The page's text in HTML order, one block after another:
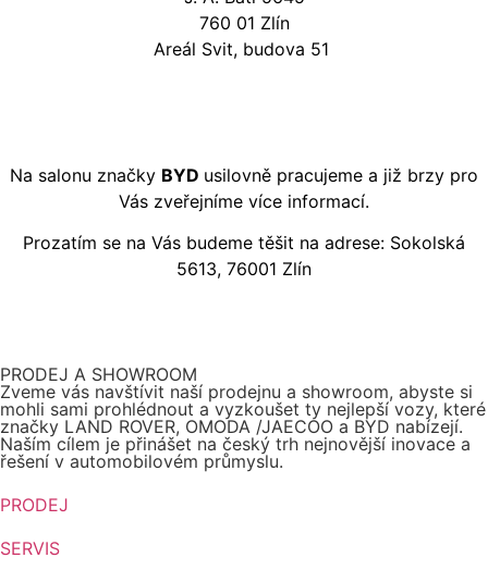
760 01 Zlín
Areál Svit, budova 51
Na salonu značky BYD usilovně pracujeme a již brzy pro
Vás zveřejníme více informací.
Prozatím se na Vás budeme těšit na adrese: Sokolská
5613, 76001 Zlín
PRODEJ A SHOWROOM
Zveme vás navštívit naší prodejnu a showroom, abyste si
mohli sami prohlédnout a vyzkoušet ty nejlepší vozy, které
značky LAND ROVER, OMODA /JAECOO a BYD nabízejí.
Naším cílem je přinášet na český trh nejnovější inovace a
řešení v automobilovém průmyslu.
PRODEJ
SERVIS